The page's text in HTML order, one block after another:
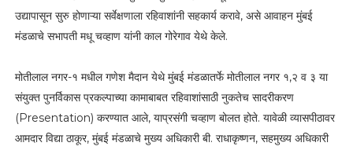
उद्यापासून सुरु होणाऱ्या सर्वेक्षणाला रहिवाशांनी सहकार्य करावे, असे आवाहन मुंबई
मंडळाचे सभापती मधू चव्हाण यांनी काल गोरेगाव येथे केले.
मोतीलाल नगर-१ मधील गणेश मैदान येथे मुंबई मंडळातर्फे मोतीलाल नगर १,२ व ३ या
संयुक्त पुनर्विकास प्रकल्पाच्या कामाबाबत रहिवाशांसाठी नुकतेच सादरीकरण
(Presentation) करण्यात आले, याप्रसंगी चव्हाण बोलत होते. यावेळी व्यासपीठावर
आमदार विद्या ठाकूर, मुंबई मंडळाचे मुख्य अधिकारी बी. राधाकृष्णन, सहमुख्य अधिकारी